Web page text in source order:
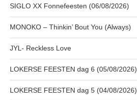
SIGLO XX Fonnefeesten (06/08/2026)
MONOKO – Thinkin’ Bout You (Always)
JYL- Reckless Love
LOKERSE FEESTEN dag 6 (05/08/2026)
LOKERSE FEESTEN dag 5 (04/08/2026)